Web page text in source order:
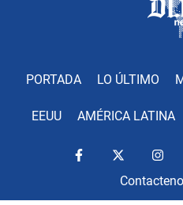
PORTADA LO ÚLTIMO
EEUU AMÉRICA LATINA